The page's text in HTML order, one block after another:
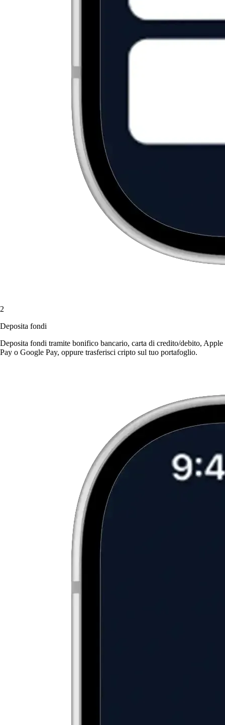
2
Deposita fondi
Deposita fondi tramite bonifico bancario, carta di credito/debito, Apple
Pay o Google Pay, oppure trasferisci cripto sul tuo portafoglio.